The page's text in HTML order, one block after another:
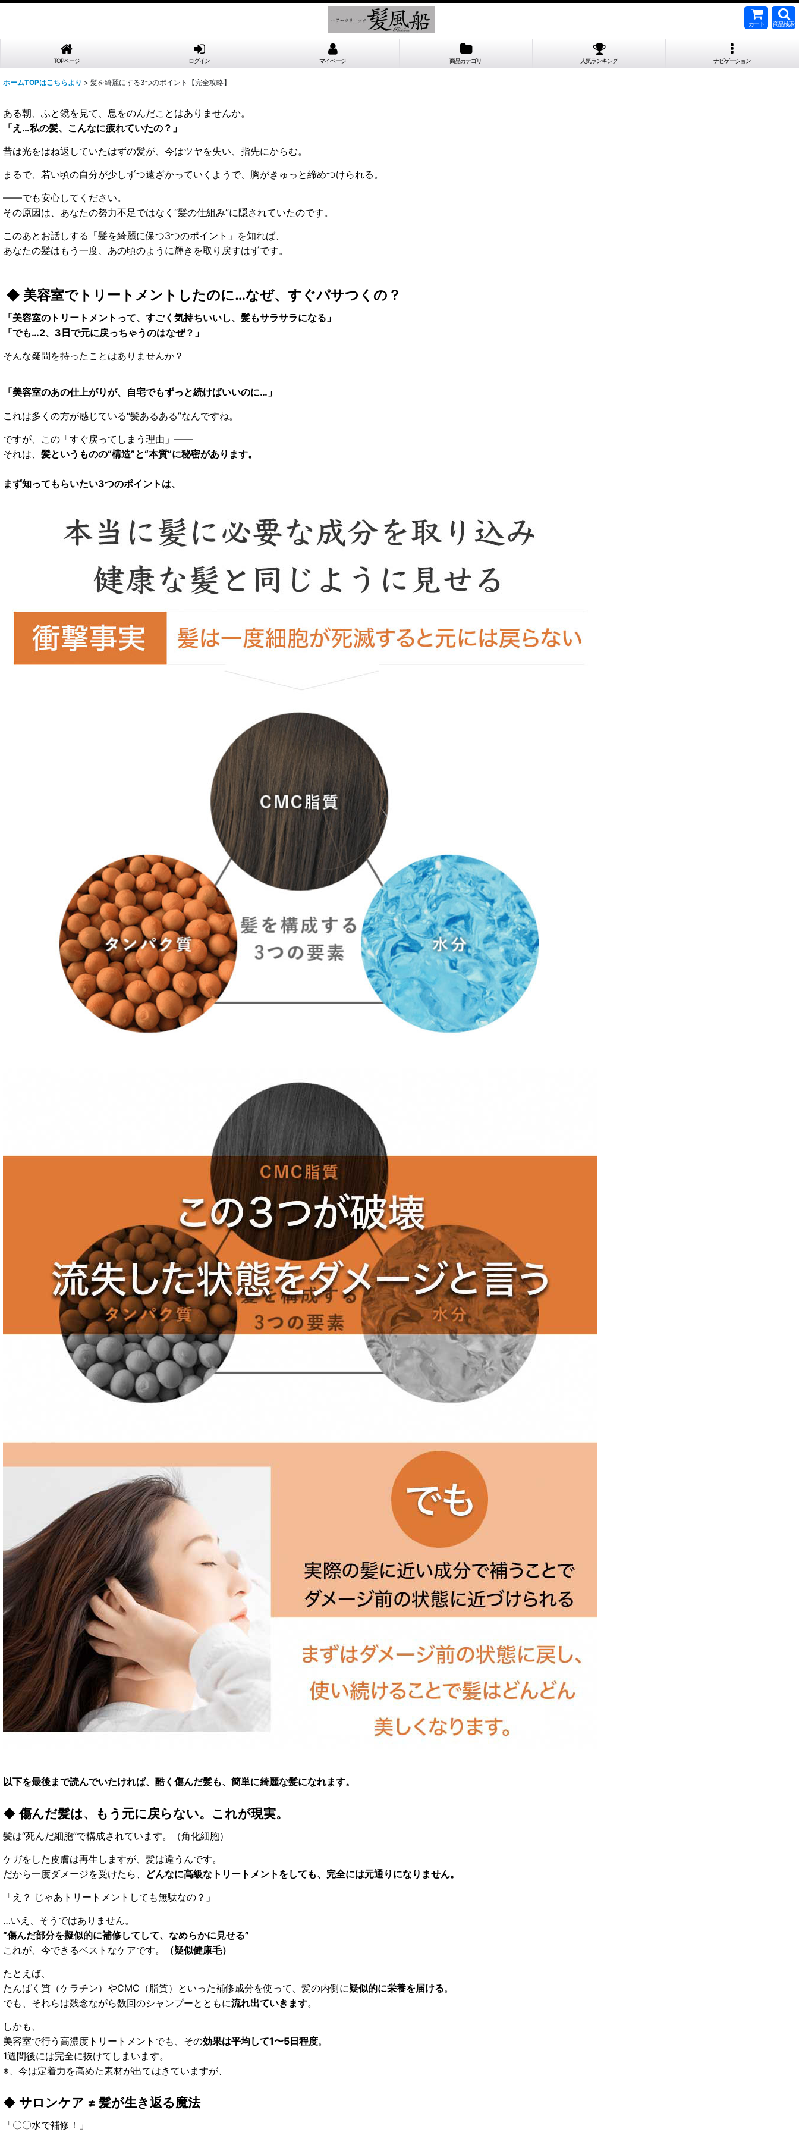
カート 商品検索
TOPページ ログイン マイページ 商品カテゴリ 人気ランキング ナビゲーション
ホームTOPはこちらより > 髪を綺麗にする3つのポイント【完全攻略】
ある朝、ふと鏡を見て、息をのんだことはありませんか。
「え…私の髪、こんなに疲れていたの？」
昔は光をはね返していたはずの髪が、今はツヤを失い、指先にからむ。
まるで、若い頃の自分が少しずつ遠ざかっていくようで、胸がきゅっと締めつけられる。
――でも安心してください。
その原因は、あなたの努力不足ではなく“髪の仕組み”に隠されていたのです。
このあとお話しする「髪を綺麗に保つ3つのポイント」を知れば、
あなたの髪はもう一度、あの頃のように輝きを取り戻すはずです。
◆ 美容室でトリートメントしたのに…なぜ、すぐパサつくの？
「美容室のトリートメントって、すごく気持ちいいし、髪もサラサラになる」
「でも…2、3日で元に戻っちゃうのはなぜ？」
そんな疑問を持ったことはありませんか？
「美容室のあの仕上がりが、自宅でもずっと続けばいいのに…」
これは多くの方が感じている“髪あるある”なんですね。
ですが、この「すぐ戻ってしまう理由」――
それは、 髪というものの“構造”と“本質”に秘密があります。
まず知ってもらいたい3つのポイントは、
以下を最後まで読んでいたければ、酷く傷んだ髪も、簡単に綺麗な髪になれます。
◆ 傷んだ髪は、もう元に戻らない。これが現実。
髪は“死んだ細胞”で構成されています。（角化細胞）
ケガをした皮膚は再生しますが、髪は違うんです。
だから一度ダメージを受けたら、 どんなに高級なトリートメントをしても、完全には元通りになりません。
「え？ じゃあトリートメントしても無駄なの？」
…いえ、そうではありません。
“傷んだ部分を擬似的に補修してして、なめらかに見せる”
これが、今できるベストなケアです。
（疑似健康毛）
たとえば、
たんぱく質（ケラチン）やCMC（脂質）といった補修成分を使って、髪の内側に疑似的に栄養を届ける。
でも、それらは残念ながら数回のシャンプーとともに流れ出ていきます。
しかも、
美容室で行う高濃度トリートメントでも、その効果は平均して1〜5日程度。
1週間後には完全に抜けてしまいます。
※、今は定着力を高めた素材が出てはきていますが、
◆ サロンケア ≠ 髪が生き返る魔法
「〇〇水で補修！」